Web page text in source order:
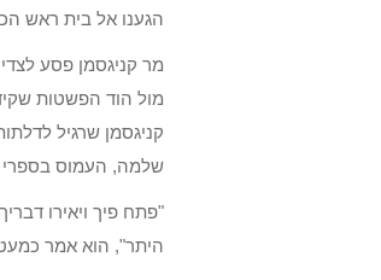
הגענו אל בית ראש
מר קניגסמן פסע
מול הוד הפשטות
קניגסמן שרגיל
שלמה, העמוס בספרי
"פתח פיך ויאירו
היתר", הוא אמר כמעט